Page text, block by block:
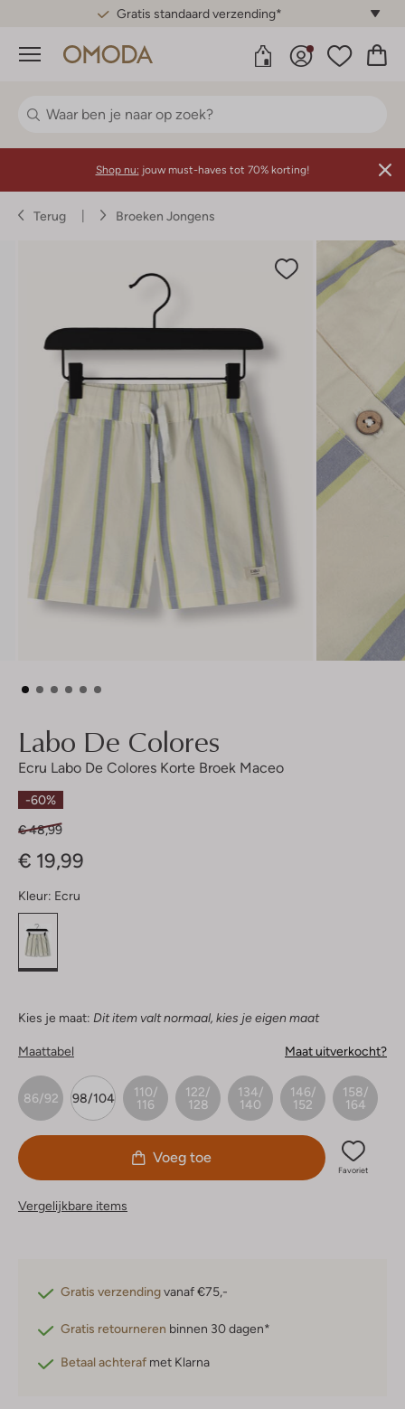
Gratis standaard verzending*
Menu
Shop nu: jouw must-haves tot 70% korting!
Terug Broeken Jongens
Labo De Colores
Ecru Labo De Colores Korte Broek Maceo
-60%
€ 48,99
€ 19,99
Kleur: Ecru
Kies je maat: Dit item valt normaal, kies je eigen maat
Maattabel Maat uitverkocht?
86/92 98/104
110/
116
122/
128
134/
140
146/
152
158/
164
Voeg toe
Favoriet
Vergelijkbare items
Gratis verzendingvanaf €75,-
Gratis retourneren binnen 30 dagen*
Betaal achteraf met Klarna